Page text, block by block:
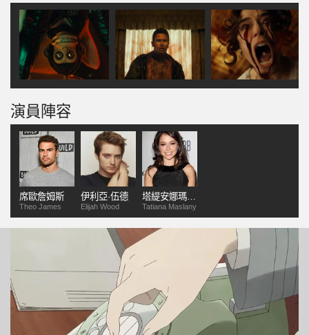
演員陣容
席歐詹姆斯
Theo James
伊利亞·伍德
Elijah Wood
塔緹安娜瑪斯蘭尼
Tatiana Maslany